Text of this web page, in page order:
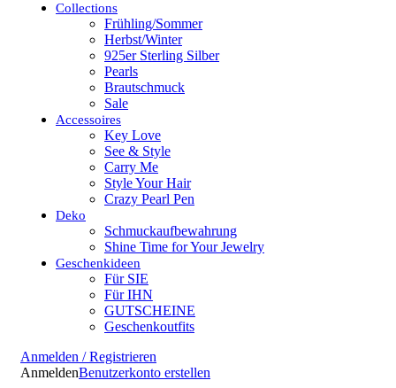
Collections
Frühling/Sommer
Herbst/Winter
925er Sterling Silber
Pearls
Brautschmuck
Sale
Accessoires
Key Love
See & Style
Carry Me
Style Your Hair
Crazy Pearl Pen
Deko
Schmuckaufbewahrung
Shine Time for Your Jewelry
Geschenkideen
Für SIE
Für IHN
GUTSCHEINE
Geschenkoutfits
Anmelden / Registrieren
AnmeldenBenutzerkonto erstellen